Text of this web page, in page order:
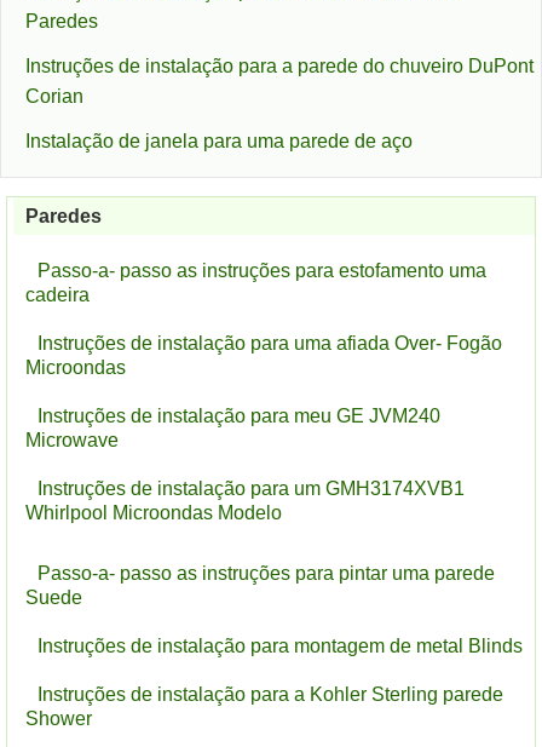
Paredes
Instruções de instalação para a parede do chuveiro DuPont
Corian
Instalação de janela para uma parede de aço
Paredes
Passo-a- passo as instruções para estofamento uma
cadeira
Instruções de instalação para uma afiada Over- Fogão
Microondas
Instruções de instalação para meu GE JVM240
Microwave
Instruções de instalação para um GMH3174XVB1
Whirlpool Microondas Modelo
Passo-a- passo as instruções para pintar uma parede
Suede
Instruções de instalação para montagem de metal Blinds
Instruções de instalação para a Kohler Sterling parede
Shower